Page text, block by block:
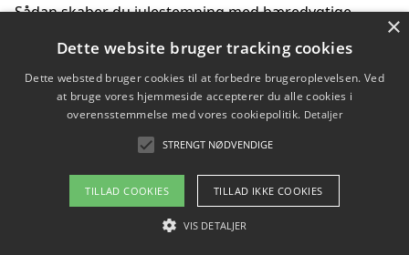
Sådan skaber du julestemning med bæredygtige
Sådan skaber du et bæredygtigt hjem med familien i
Copyright 2026 - Pilanto Aps
Om / kontakt
×
Dette website bruger tracking cookies
Dette websted bruger cookies til at forbedre brugeroplevelsen. Ved
at bruge vores hjemmeside accepterer du alle cookies i
overensstemmelse med vores cookiepolitik. Detaljer
STRENGT NØDVENDIGE
TILLAD COOKIES TILLAD IKKE COOKIES
VIS DETALJER